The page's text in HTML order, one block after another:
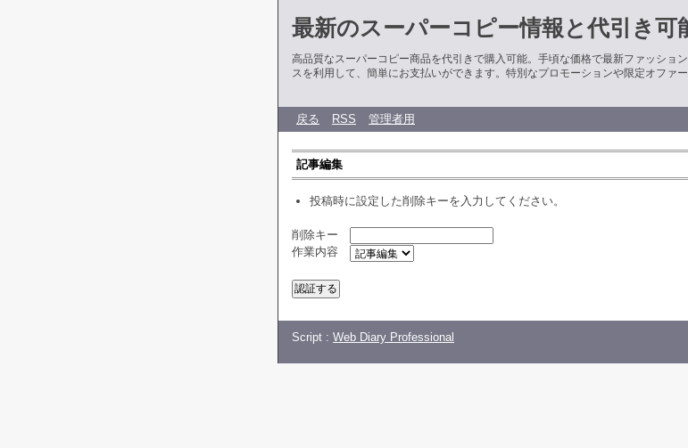
最新のスーパーコピー情報と代引き可
高品質なスーパーコピー商品を代引きで購入可能。手頃な価格で最新ファッショ
スを利用して、簡単にお支払いができます。特別なプロモーションや限定オファ
戻る RSS 管理者用
記事編集
投稿時に設定した削除キーを入力してください。
削除キー
作業内容
Script : Web Diary Professional